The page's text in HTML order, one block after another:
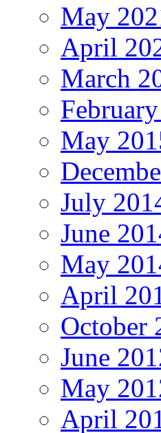
May
April
March
May
July
June
May
April
October
June
May
April